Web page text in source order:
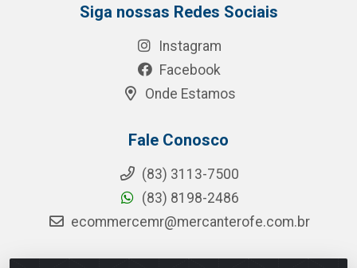
Siga nossas Redes Sociais
Instagram
Facebook
Onde Estamos
Fale Conosco
(83) 3113-7500
(83) 8198-2486
ecommercemr@mercanterofe.com.br